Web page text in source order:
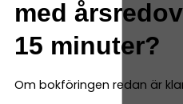
med
15 minuter?
Om bokföringen redan är